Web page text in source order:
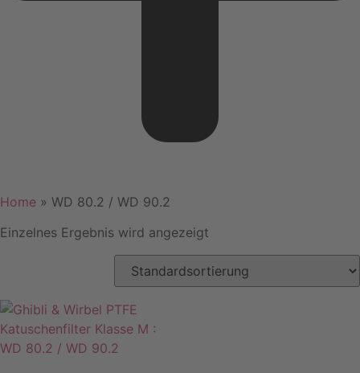
Home » WD 80.2 / WD 90.2
Einzelnes Ergebnis wird angezeigt